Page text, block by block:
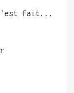
c'est fait...